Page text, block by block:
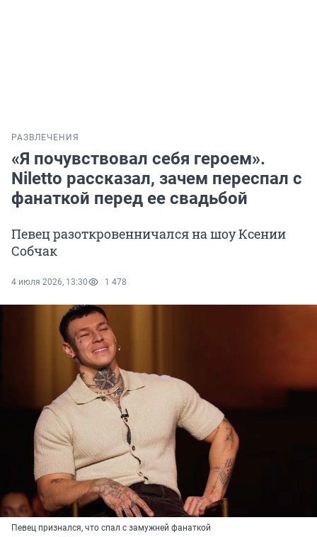
РАЗВЛЕЧЕНИЯ
«Я почувствовал себя героем».
Niletto рассказал, зачем переспал с
фанаткой перед ее свадьбой
Певец разоткровенничался на шоу Ксении
Собчак
4 июля 2026, 13:30 1 478
Певец признался, что спал с замужней фанаткой